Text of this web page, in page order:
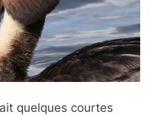
quelques courtes